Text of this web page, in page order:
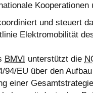
und steuert
Elektromobilität
BMVI unterstützt die
94/EU über den
einer